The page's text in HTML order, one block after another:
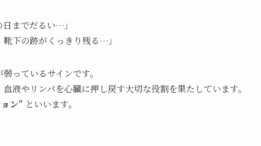
日までだるい…」
靴下の跡がくっきり残る…」
っているサインです。
液やリンパを心臓に押し戻す大切な役割を果たしています。
ン” といいます。